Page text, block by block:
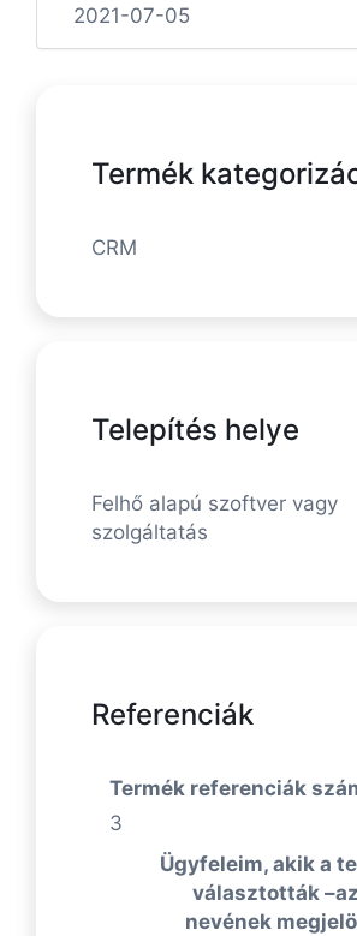
2021-07-05
Termék
CRM
Telepítés helye
Felhő alapú szoftver vagy
szolgáltatás
Referenciák
Termék referenciák
3
Ügyfeleim, akik a
választották
nevének